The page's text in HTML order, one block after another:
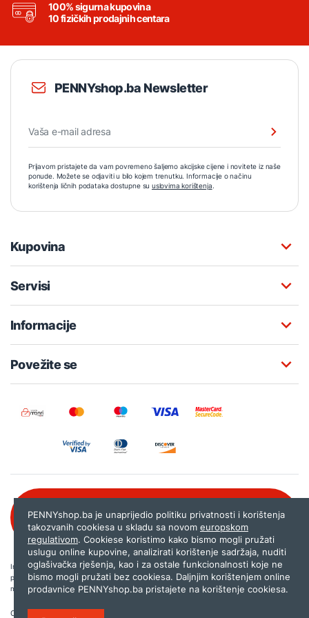
100% sigurna kupovina
10 fizičkih prodajnih centara
PENNYshop.ba Newsletter
Prijavom pristajete da vam povremeno šaljemo akcijske cijene i novitete iz naše
ponude. Možete se odjaviti u bilo kojem trenutku. Informacije o načinu
korištenja ličnih podataka dostupne su uslovima korištenja.
Kupovina
Servisi
Informacije
Povežite se
080 020 261
Internet trgovina PENNYshop.ba nastoji objavljivati samo provjerene i pravilne
podatke. Ako na našoj stranici otkrijete neistinite, odnosno neadekvatne informacije,
molimo vas da nam to javite nashop@pennyplus.com .
Copyright © 2026.
PENNYshop.ba je unaprijedio politiku privatnosti i korištenja
takozvanih cookiesa u skladu sa novom europskom
regulativom. Cookiese koristimo kako bismo mogli pružati
uslugu online kupovine, analizirati korištenje sadržaja, nuditi
oglašivačka rješenja, kao i za ostale funkcionalnosti koje ne
bismo mogli pružati bez cookiesa. Daljnjim korištenjem online
prodavnice PENNYshop.ba pristajete na korištenje cookiesa.